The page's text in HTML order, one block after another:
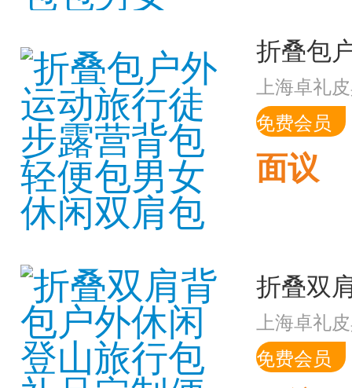
上海卓礼
免费会员
面议
上海卓礼
免费会员